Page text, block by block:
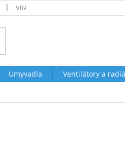
VRÁCENÍ A REKLAMACE
Umyvadla Ventilátory a